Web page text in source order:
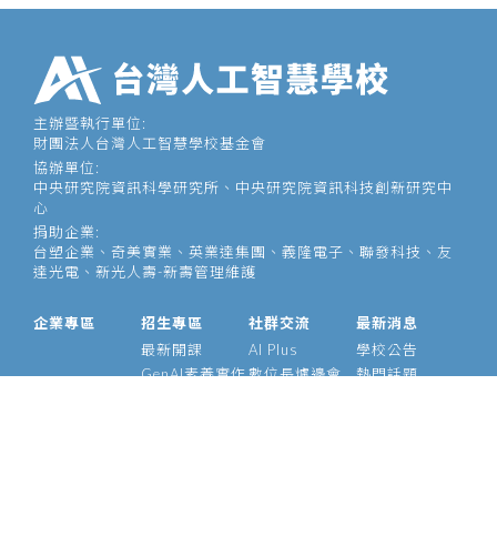
主辦暨執行單位:
財團法人台灣人工智慧學校基金會
協辦單位:
中央研究院資訊科學研究所、中央研究院資訊科技創新研究中
心
捐助企業:
台塑企業、奇美實業、英業達集團、義隆電子、聯發科技、友
達光電、新光人壽-新壽管理維護
企業專區
招生專區
最新開課
GenAI素養實作
社群交流
AI Plus
數位長爐邊會
最新消息
學校公告
熱門話題